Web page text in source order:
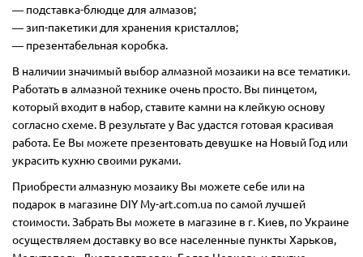
― подставка-блюдце для алмазов;
― зип-пакетики для хранения кристаллов;
― презентабельная коробка.
В наличии значимый выбор алмазной мозаики на все тематики.
Работать в алмазной технике очень просто. Вы пинцетом,
который входит в набор, ставите камни на клейкую основу
согласно схеме. В результате у Вас удастся готовая красивая
работа. Ее Вы можете презентовать девушке на Новый Год или
украсить кухню своими руками.
Приобрести алмазную мозаику Вы можете себе или на
подарок в магазине DIY My-art.com.ua по самой лучшей
стоимости. Забрать Вы можете в магазине в г. Киев, по Украине
осуществляем доставку во все населенные пункты Харьков,